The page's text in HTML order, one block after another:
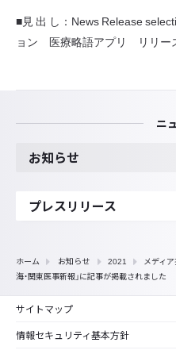
■見 出 し：News Release
ョン 医療略語アプリ リリー
ニ
お知らせ
プレスリリース
ホーム お知らせ 2021
メディ
海・関東医事新報」に記事が掲載されました
サイトマップ
情報セキュリティ基本方針